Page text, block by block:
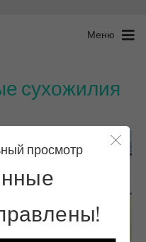
Меню
сухожилия
просмотр